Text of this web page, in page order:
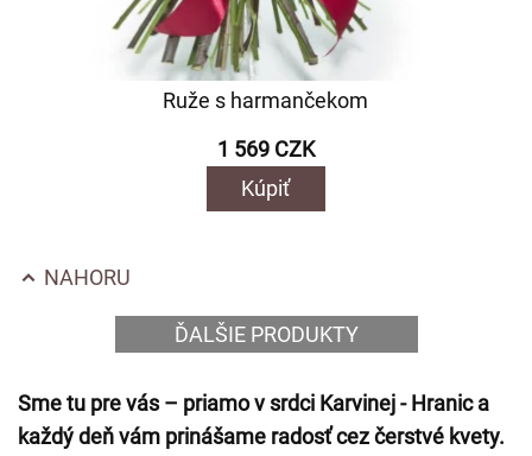
Ruže s harmančekom
1 569 CZK
Kúpiť
NAHORU
ĎALŠIE PRODUKTY
Sme tu pre vás – priamo v srdci Karvinej - Hranic a
každý deň vám prinášame radosť cez čerstvé kvety.